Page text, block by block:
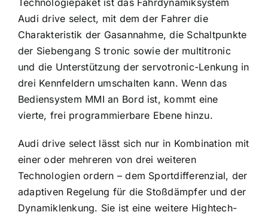
Technologiepaket ist das Fahrdynamiksystem
Audi drive select, mit dem der Fahrer die
Charakteristik der Gasannahme, die Schaltpunkte
der Siebengang S tronic sowie der multitronic
und die Unterstützung der servotronic-Lenkung in
drei Kennfeldern umschalten kann. Wenn das
Bediensystem MMI an Bord ist, kommt eine
vierte, frei programmier­bare Ebene hinzu.
Audi drive select lässt sich nur in Kombination mit
einer oder mehreren von drei weiteren
Technologien ordern – dem Sportdifferenzial, der
adaptiven Regelung für die Stoßdämpfer und der
Dynamiklenkung. Sie ist eine weitere Hightech-